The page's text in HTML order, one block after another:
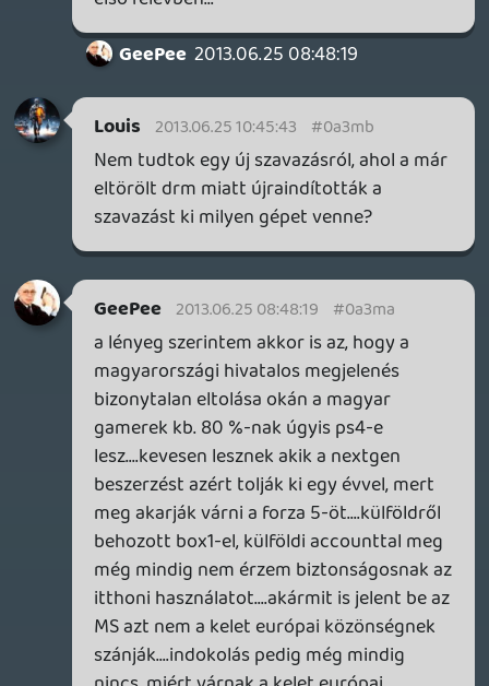
axl
A logika és a józan ész ezt diktálja.
FredPerry 2013.06.24 14:13:08
FredPerry 2013.06.24 14:13:08
Miért, honnan tudod biztosra, hogy nem?
deku82
Komolyan leírjátok, hogy az MS nem is
akart semmit se csinálni?
Csak a marketing miatt találták ki ezt a
sok negatív cuccot??? 😮
lacapaca 2013.06.23 18:48:11 #0a3m6
Védőkorlátnak csapódott, amin
történetesen Forzás hirdetés volt. Egy
reklámtáblából valószínűleg nem lett
volna ekkora probléma.
Dr.Greive
2013.06.23 13:05:50
Az ugrálásról meg szó sem volt.